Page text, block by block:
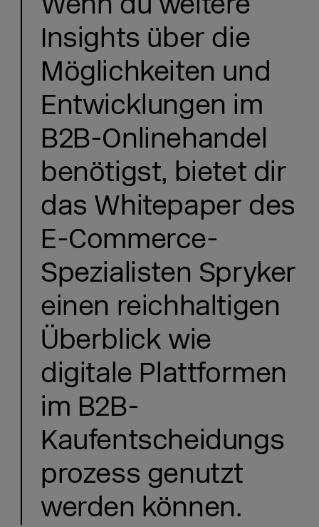
Insights über die
Möglichkeiten und
Entwicklungen im
B2B-Onlinehandel
benötigst, bietet dir
das Whitepaper des
E-Commerce-
Spezialisten Spryker
einen reichhaltigen
Überblick wie
digitale Plattformen
im B2B-
Kaufentscheidungs
prozess genutzt
werden können.